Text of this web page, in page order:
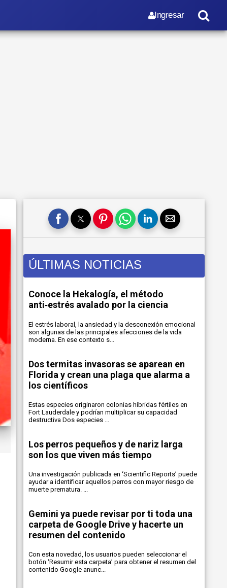
Ingresar
ÚLTIMAS NOTICIAS
Conoce la Hekalogía, el método
anti‑estrés avalado por la ciencia
El estrés laboral, la ansiedad y la desconexión emocional
son algunas de las principales afecciones de la vida
moderna. En ese contexto s...
Dos termitas invasoras se aparean en
Florida y crean una plaga que alarma a
los científicos
Estas especies originaron colonias híbridas fértiles en
Fort Lauderdale y podrían multiplicar su capacidad
destructiva Dos especies ...
Los perros pequeños y de nariz larga
son los que viven más tiempo
Una investigación publicada en ‘Scientific Reports’ puede
ayudar a identificar aquellos perros con mayor riesgo de
muerte prematura. ...
Gemini ya puede revisar por ti toda una
carpeta de Google Drive y hacerte un
resumen del contenido
Con esta novedad, los usuarios pueden seleccionar el
botón ‘Resumir esta carpeta’ para obtener el resumen del
contenido Google anunc...